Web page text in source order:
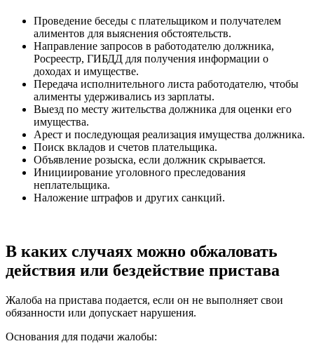
Проведение беседы с плательщиком и получателем
алиментов для выяснения обстоятельств.
Направление запросов в работодателю должника,
Росреестр, ГИБДД для получения информации о
доходах и имуществе.
Передача исполнительного листа работодателю, чтобы
алименты удерживались из зарплаты.
Выезд по месту жительства должника для оценки его
имущества.
Арест и последующая реализация имущества должника.
Поиск вкладов и счетов плательщика.
Объявление розыска, если должник скрывается.
Инициирование уголовного преследования
неплательщика.
Наложение штрафов и других санкций.
В каких случаях можно обжаловать
действия или бездействие пристава
Жалоба на пристава подается, если он не выполняет свои
обязанности или допускает нарушения.
Основания для подачи жалобы: